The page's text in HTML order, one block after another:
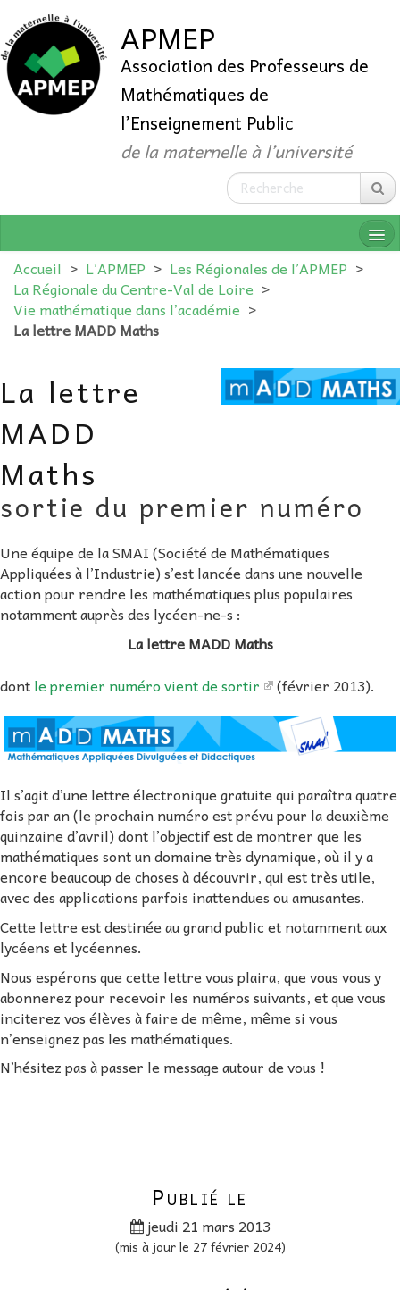
APMEP
Association des Professeurs de
Mathématiques de
l’Enseignement Public
de la maternelle à l’université
QUI SOMMES-NOUS ?
LIBRAIRIE
Accueil > L’APMEP > Les Régionales de l’APMEP >
La Régionale du Centre-Val de Loire >
Vie mathématique dans l’académie >
La lettre MADD Maths
La lettre
MADD
Maths
sortie du premier numéro
Une équipe de la SMAI (Société de Mathématiques
Appliquées à l’Industrie) s’est lancée dans une nouvelle
action pour rendre les mathématiques plus populaires
notamment auprès des lycéen-ne-s :
La lettre MADD Maths
dontle premier numéro vient de sortir (février 2013).
Il s’agit d’une lettre électronique gratuite qui paraîtra quatre
fois par an (le prochain numéro est prévu pour la deuxième
quinzaine d’avril) dont l’objectif est de montrer que les
mathématiques sont un domaine très dynamique, où il y a
encore beaucoup de choses à découvrir, qui est très utile,
avec des applications parfois inattendues ou amusantes.
Cette lettre est destinée au grand public et notamment aux
lycéens et lycéennes.
Nous espérons que cette lettre vous plaira, que vous vous y
abonnerez pour recevoir les numéros suivants, et que vous
inciterez vos élèves à faire de même, même si vous
n’enseignez pas les mathématiques.
N’hésitez pas à passer le message autour de vous !
Publié le
jeudi 21 mars 2013
(mis à jour le 27 février 2024)